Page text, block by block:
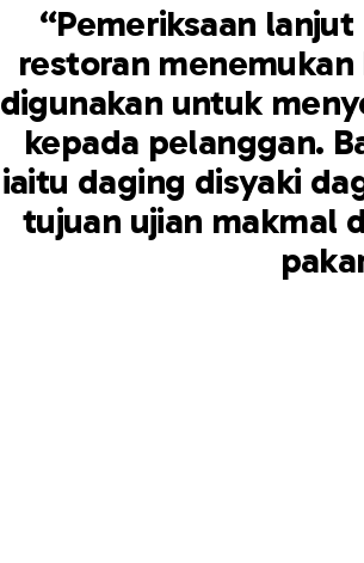
“Pemeriksaan
restoran
digunakan untuk
kepada pelanggan.
iaitu daging disyaki
tujuan ujian makmal